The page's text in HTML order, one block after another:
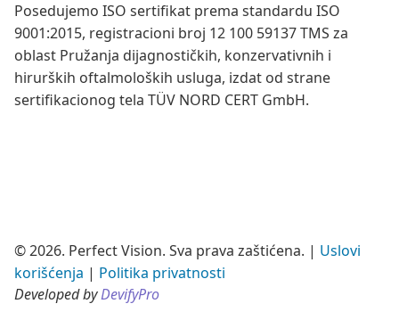
Posedujemo ISO sertifikat prema standardu ISO
9001:2015, registracioni broj 12 100 59137 TMS za
oblast Pružanja dijagnostičkih, konzervativnih i
hirurških oftalmoloških usluga, izdat od strane
sertifikacionog tela TÜV NORD CERT GmbH.
© 2026. Perfect Vision. Sva prava zaštićena. | Uslovi
korišćenja | Politika privatnosti
Developed byDevifyPro